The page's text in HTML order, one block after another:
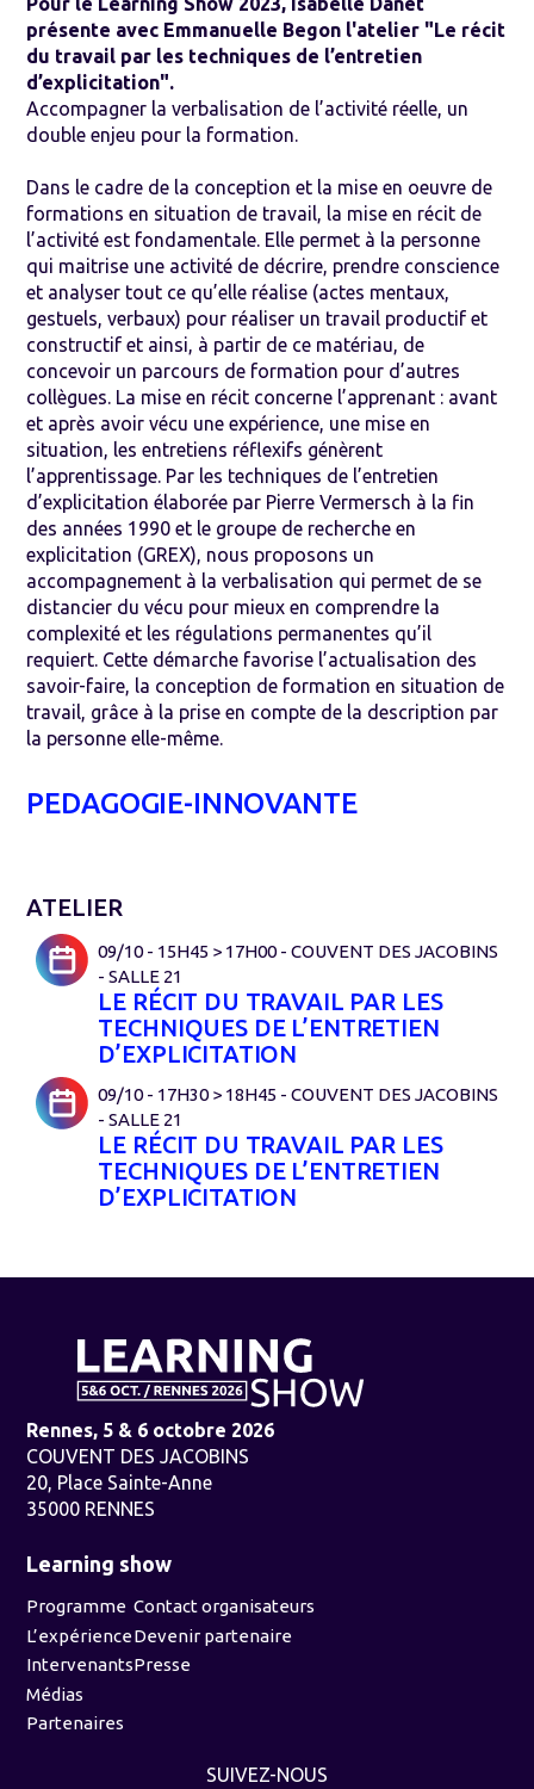
présente avec Emmanuelle Begon l'atelier "Le récit
du travail par les techniques de l’entretien
d’explicitation".
Accompagner la verbalisation de l’activité réelle, un
double enjeu pour la formation.
Dans le cadre de la conception et la mise en oeuvre de
formations en situation de travail, la mise en récit de
l’activité est fondamentale. Elle permet à la personne
qui maitrise une activité de décrire, prendre conscience
et analyser tout ce qu’elle réalise (actes mentaux,
gestuels, verbaux) pour réaliser un travail productif et
constructif et ainsi, à partir de ce matériau, de
concevoir un parcours de formation pour d’autres
collègues. La mise en récit concerne l’apprenant : avant
et après avoir vécu une expérience, une mise en
situation, les entretiens réflexifs génèrent
l’apprentissage. Par les techniques de l’entretien
d’explicitation élaborée par Pierre Vermersch à la fin
des années 1990 et le groupe de recherche en
explicitation (GREX), nous proposons un
accompagnement à la verbalisation qui permet de se
distancier du vécu pour mieux en comprendre la
complexité et les régulations permanentes qu’il
requiert. Cette démarche favorise l’actualisation des
savoir-faire, la conception de formation en situation de
travail, grâce à la prise en compte de la description par
la personne elle-même.
PEDAGOGIE-INNOVANTE
ATELIER
09/10 - 15H45 > 17H00 - COUVENT DES JACOBINS
- SALLE 21
LE RÉCIT DU TRAVAIL PAR LES
TECHNIQUES DE L’ENTRETIEN
D’EXPLICITATION
09/10 - 17H30 > 18H45 - COUVENT DES JACOBINS
- SALLE 21
LE RÉCIT DU TRAVAIL PAR LES
TECHNIQUES DE L’ENTRETIEN
D’EXPLICITATION
Rennes, 5 & 6 octobre 2026
COUVENT DES JACOBINS
20, Place Sainte-Anne
35000 RENNES
Learning show
Programme
L’expérience
Intervenants
Médias
Partenaires
Contact organisateurs
Devenir partenaire
Presse
SUIVEZ-NOUS